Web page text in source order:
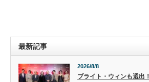
最新記事
2026/8/8
ブライト・ウィンも選出！